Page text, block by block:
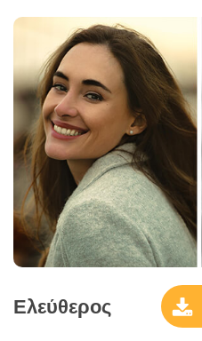
Ελεύθερος